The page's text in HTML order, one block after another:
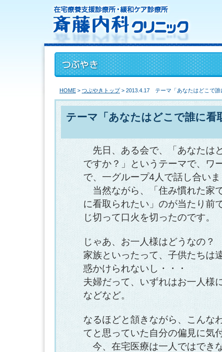
HOME > つぶやきトップ> 2013.4.17 テーマ「あなたはどこで誰
テーマ「あなたはどこで誰に看
先日、ある会で、「あなたは
ですか？」というテーマで、ワ
で、一グループ4人で話し合い
当然ながら、「住み慣れた家
に看取られたい」のが当たり前
じ切って口火を切ったのです。
じゃあ、お一人様はどうなの？
家族といったって、子供たちは
惑かけられないし・・・
夫婦だって、いずれはお一人様
などなど。
なるほどと頷きながら、こんな
てと思っていた自分の偏見に気
今、在宅医療は一人ではでき